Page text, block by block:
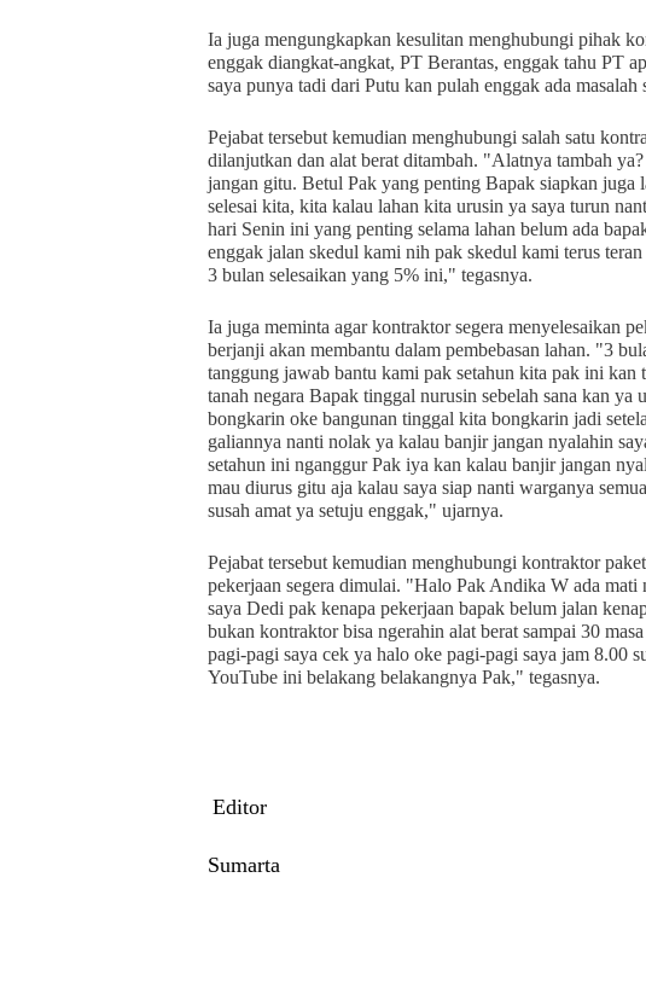
Ia juga mengungkapkan kesulitan menghubungi pihak
enggak diangkat-angkat, PT Berantas, enggak tahu PT
saya punya tadi dari Putu kan pulah enggak ada
Pejabat tersebut kemudian menghubungi salah satu
dilanjutkan dan alat berat ditambah. "Alatnya tambah
jangan gitu. Betul Pak yang penting Bapak siapkan juga
selesai kita, kita kalau lahan kita urusin ya saya turun
hari Senin ini yang penting selama lahan belum ada
enggak jalan skedul kami nih pak skedul kami terus
3 bulan selesaikan yang 5% ini," tegasnya.
Ia juga meminta agar kontraktor segera menyelesaikan
berjanji akan membantu dalam pembebasan lahan. "3
tanggung jawab bantu kami pak setahun kita pak ini kan
tanah negara Bapak tinggal nurusin sebelah sana kan
bongkarin oke bangunan tinggal kita bongkarin jadi
galiannya nanti nolak ya kalau banjir jangan nyalahin
setahun ini nganggur Pak iya kan kalau banjir jangan
mau diurus gitu aja kalau saya siap nanti warganya
susah amat ya setuju enggak," ujarnya.
Pejabat tersebut kemudian menghubungi kontraktor
pekerjaan segera dimulai. "Halo Pak Andika W ada
saya Dedi pak kenapa pekerjaan bapak belum jalan
bukan kontraktor bisa ngerahin alat berat sampai 30
pagi-pagi saya cek ya halo oke pagi-pagi saya jam 8.00
YouTube ini belakang belakangnya Pak," tegasnya.
Editor
Sumarta